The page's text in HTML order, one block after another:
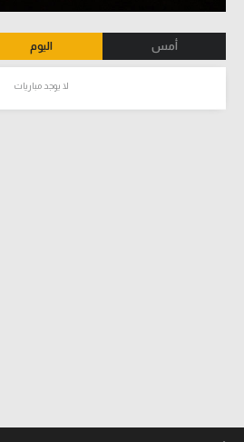
أمس اليوم
لا يوجد مباريات